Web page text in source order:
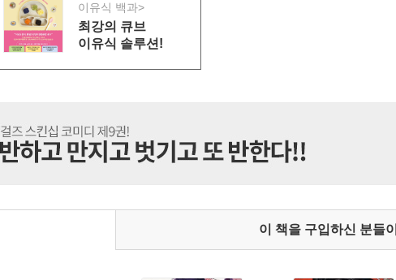
이유식 백과>
최강의 큐브
이유식 솔루션!
이 책을 구입하신 분들이